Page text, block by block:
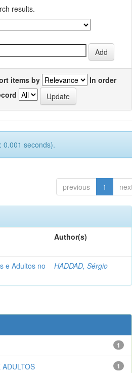
results.
items by
In order
0.001 seconds).
previous 1
Author(s)
e Adultos no
HADDAD, Sérgio
1
1
ADULTOS